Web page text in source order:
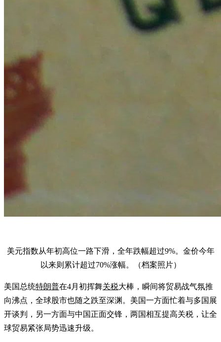
美元指数从年初高位一路下滑，全年跌幅超过9%。金价今年
以来则累计超过70%涨幅。（档案照片）
美国总统特朗普在4月初挥舞关税大棒，瞬间将贸易战气氛推
向沸点，全球股市也随之跌至深渊。美国一方面忙着与多国展
开谈判，另一方面与中国正面交锋，两国相互提高关税，让全
球贸易紧张局势迅速升级。